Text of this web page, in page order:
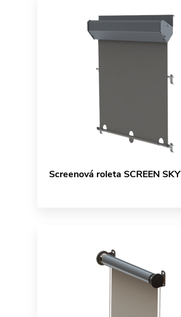
Screenová roleta SCREEN SKY